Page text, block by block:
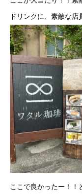
ドリンクに、素敵な店
ここで良かったー！！